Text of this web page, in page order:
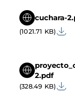
cuchara-
(1021.71 KB)
2.pdf
(328.49 KB)